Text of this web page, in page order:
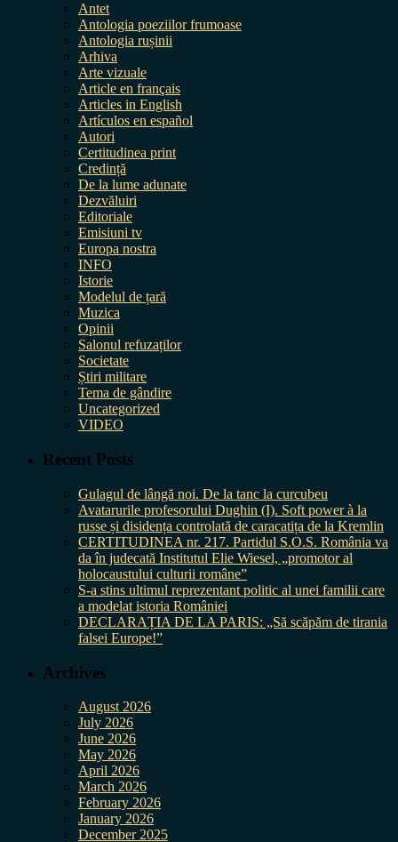
Antet
Antologia poeziilor frumoase
Antologia rușinii
Arhiva
Arte vizuale
Article en français
Articles in English
Artículos en español
Autori
Certitudinea print
Credință
De la lume adunate
Dezvăluiri
Editoriale
Emisiuni tv
Europa nostra
INFO
Istorie
Modelul de țară
Muzica
Opinii
Salonul refuzaților
Societate
Știri militare
Tema de gândire
Uncategorized
VIDEO
Recent Posts
Gulagul de lângă noi. De la tanc la curcubeu
Avatarurile profesorului Dughin (I). Soft power à la
russe și disidența controlată de caracatița de la Kremlin
CERTITUDINEA nr. 217. Partidul S.O.S. România va
da în judecată Institutul Elie Wiesel, „promotor al
holocaustului culturii române”
S-a stins ultimul reprezentant politic al unei familii care
a modelat istoria României
DECLARAȚIA DE LA PARIS: „Să scăpăm de tirania
falsei Europe!”
Archives
August 2026
July 2026
June 2026
May 2026
April 2026
March 2026
February 2026
January 2026
December 2025